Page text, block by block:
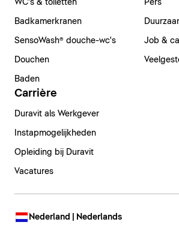
WC's & toiletten
Badkamerkranen
SensoWash® douche-wc's
Douchen
Baden
Pers
Job &
Carrière
Duravit als Werkgever
Instapmogelijkheden
Opleiding bij Duravit
Vacatures
Nederland | Nederlands